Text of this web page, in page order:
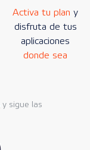
Activa tu plan y
disfruta de tus
aplicaciones
donde sea
y sigue las